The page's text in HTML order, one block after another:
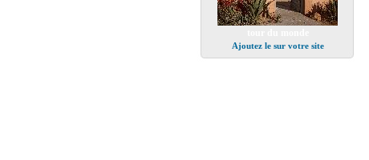
Ajoutez le sur votre site